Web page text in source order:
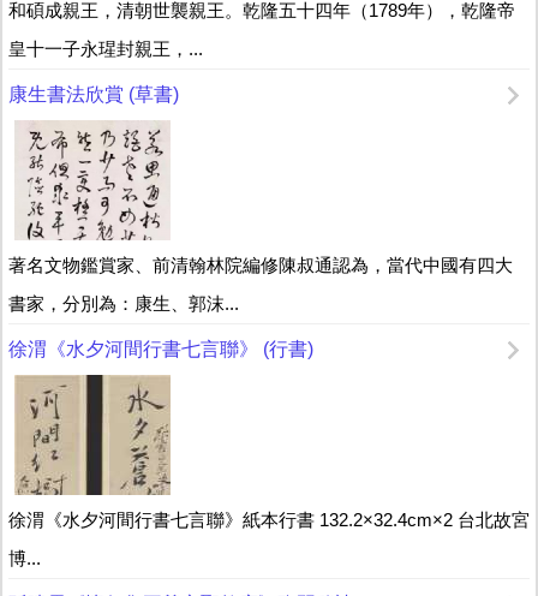
和碩成親王，清朝世襲親王。乾隆五十四年（1789年），乾隆帝
皇十一子永瑆封親王，...
康生書法欣賞 (草書)
著名文物鑑賞家、前清翰林院編修陳叔通認為，當代中國有四大
書家，分別為：康生、郭沫...
徐渭《水夕河間行書七言聯》 (行書)
徐渭《水夕河間行書七言聯》紙本行書 132.2×32.4cm×2 台北故宮
博...